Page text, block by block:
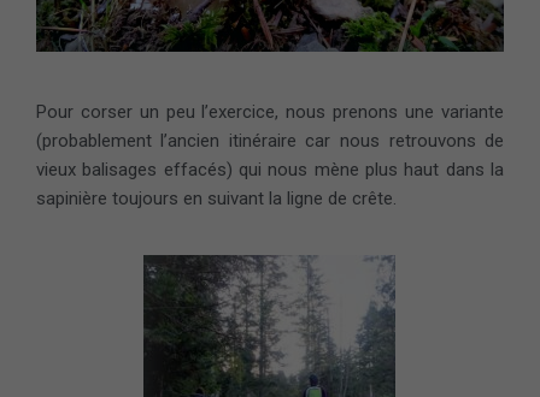
Pour corser un peu l’exercice, nous prenons une variante
(probablement l’ancien itinéraire car nous retrouvons de
vieux balisages effacés) qui nous mène plus haut dans la
sapinière toujours en suivant la ligne de crête.